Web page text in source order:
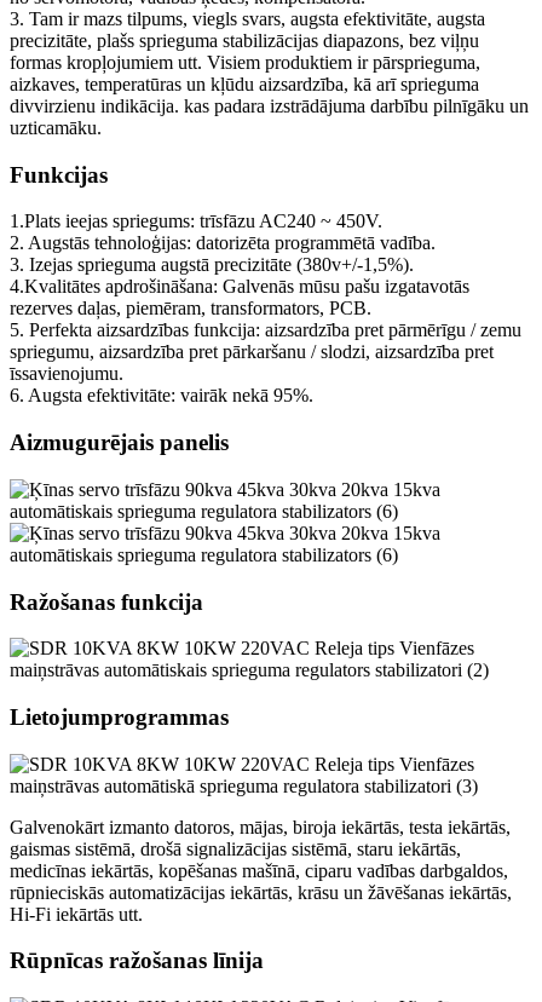
3. Tam ir mazs tilpums, viegls svars, augsta efektivitāte, augsta
precizitāte, plašs sprieguma stabilizācijas diapazons, bez viļņu
formas kropļojumiem utt. Visiem produktiem ir pārsprieguma,
aizkaves, temperatūras un kļūdu aizsardzība, kā arī sprieguma
divvirzienu indikācija. kas padara izstrādājuma darbību pilnīgāku un
uzticamāku.
Funkcijas
1.Plats ieejas spriegums: trīsfāzu AC240 ~ 450V.
2. Augstās tehnoloģijas: datorizēta programmētā vadība.
3. Izejas sprieguma augstā precizitāte (380v+/-1,5%).
4.Kvalitātes apdrošināšana: Galvenās mūsu pašu izgatavotās
rezerves daļas, piemēram, transformators, PCB.
5. Perfekta aizsardzības funkcija: aizsardzība pret pārmērīgu / zemu
spriegumu, aizsardzība pret pārkaršanu / slodzi, aizsardzība pret
īssavienojumu.
6. Augsta efektivitāte: vairāk nekā 95%.
Aizmugurējais panelis
Ražošanas funkcija
Lietojumprogrammas
Galvenokārt izmanto datoros, mājas, biroja iekārtās, testa iekārtās,
gaismas sistēmā, drošā signalizācijas sistēmā, staru iekārtās,
medicīnas iekārtās, kopēšanas mašīnā, ciparu vadības darbgaldos,
rūpnieciskās automatizācijas iekārtās, krāsu un žāvēšanas iekārtās,
Hi-Fi iekārtās utt.
Rūpnīcas ražošanas līnija